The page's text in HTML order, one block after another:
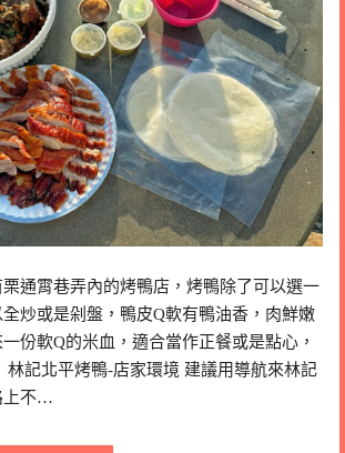
通霄巷弄內的烤鴨店，烤鴨除了可以選一
炒或是剁盤，鴨皮Q軟有鴨油香，肉鮮嫩
份軟Q的米血，適合當作正餐或是點心，
林記北平烤鴨-店家環境 建議用導航來林記
上不…